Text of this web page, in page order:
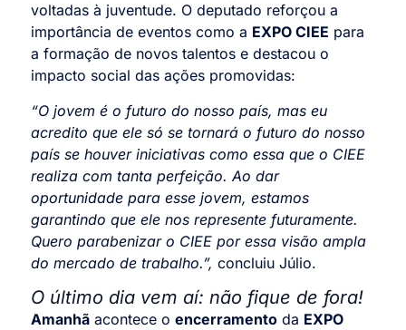
voltadas à juventude. O deputado reforçou a
importância de eventos como a EXPO CIEE para
a formação de novos talentos e destacou o
impacto social das ações promovidas:
“O jovem é o futuro do nosso país, mas eu
acredito que ele só se tornará o futuro do nosso
país se houver iniciativas como essa que o CIEE
realiza com tanta perfeição. Ao dar
oportunidade para esse jovem, estamos
garantindo que ele nos represente futuramente.
Quero parabenizar o CIEE por essa visão ampla
do mercado de trabalho.”, concluiu Júlio.
O último dia vem aí: não fique de fora!
Amanhã acontece o encerramento da EXPO